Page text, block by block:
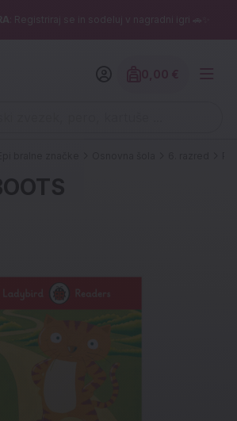
: Registriraj se in sodeluj v nagradni igri 🚗✨
zvezek, pero, kartuše ...)